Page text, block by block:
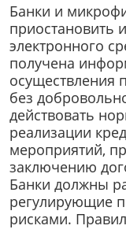
Банки и
приостановить
электронного
получена
осуществления
без
действовать
реализации
мероприятий,
заключению
Банки должны
регулирующие
рисками.